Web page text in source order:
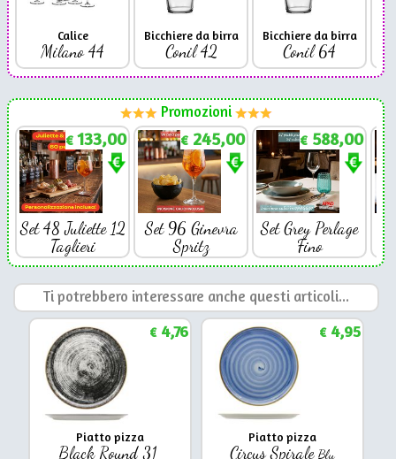
Calice
Milano 44
Bicchiere da birra
Conil 42
Bicchiere da birra
Conil 64
Promozioni
€ 133,00
Set 48 Juliette 12
Taglieri
€ 245,00
Set 96 Ginevra
Spritz
€ 588,00
Set Grey Perlage
Fino
Ti potrebbero interessare anche questi articoli...
Piatto pizza
Black Round 31
€4,76
Piatto pizza
Circus Spirale Blu
€4,95